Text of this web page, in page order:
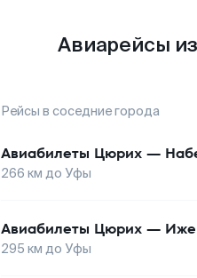
Авиарейсы
Рейсы в соседние города
Авиабилеты Цюрих —
266 км до Уфы
Авиабилеты Цюрих —
295 км до Уфы